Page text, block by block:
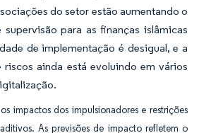
do setor estão aumentando o
para as finanças islâmicas
de implementação é desigual, e a
riscos ainda está evoluindo em vários
impactos dos impulsionadores e restrições
As previsões de impacto refletem o